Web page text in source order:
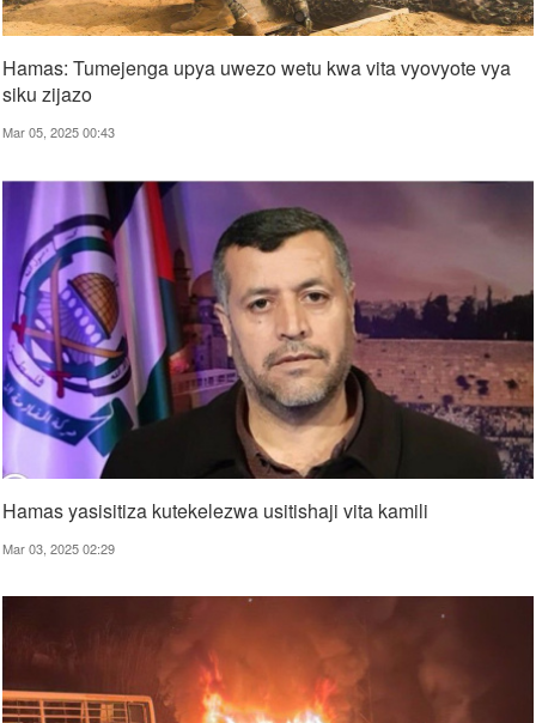
Hamas: Tumejenga upya uwezo wetu kwa vita vyovyote vya
siku zijazo
Mar 05, 2025 00:43
Hamas yasisitiza kutekelezwa usitishaji vita kamili
Mar 03, 2025 02:29